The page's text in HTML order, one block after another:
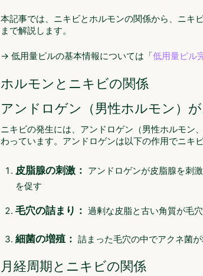
本記事では、ニキビとホルモンの関係から、ニキ
まで解説します。
→ 低用量ピルの基本情報については「低用量ピル
ホルモンとニキビの関係
アンドロゲン（男性ホルモン）
ニキビの発生には、アンドロゲン（男性ホルモン
わっています。アンドロゲンは以下の作用でニキ
皮脂腺の刺激：
アンドロゲンが皮脂腺を刺
を促す
毛穴の詰まり： 過剰な皮脂と古い角質が毛
細菌の増殖： 詰まった毛穴の中でアクネ菌
月経周期とニキビの関係